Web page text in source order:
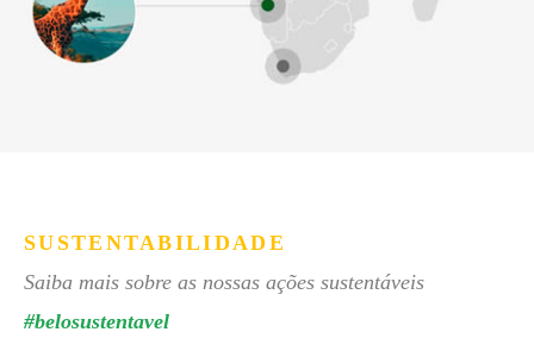
SUSTENTABILIDADE
Saiba mais sobre as nossas ações sustentáveis
#belosustentavel